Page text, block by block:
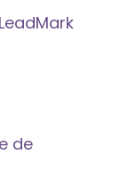
de